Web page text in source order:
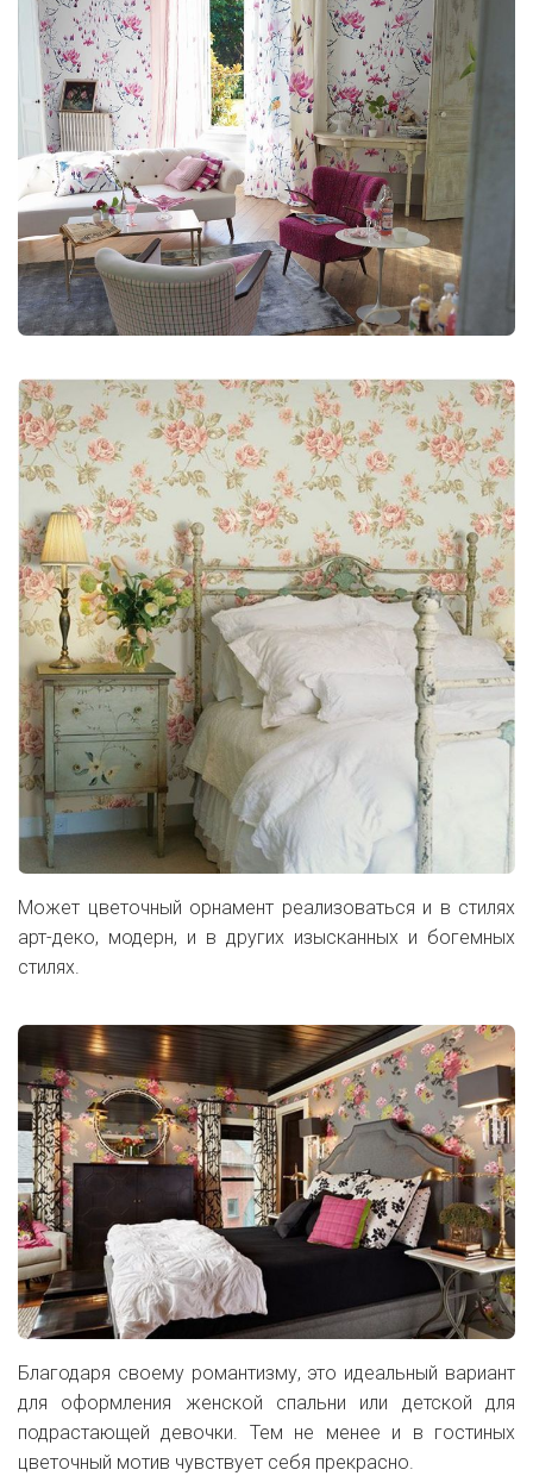
Может цветочный орнамент реализоваться и в стилях
арт-деко, модерн, и в других изысканных и богемных
стилях.
Благодаря своему романтизму, это идеальный вариант
для оформления женской спальни или детской для
подрастающей девочки. Тем не менее и в гостиных
цветочный мотив чувствует себя прекрасно.